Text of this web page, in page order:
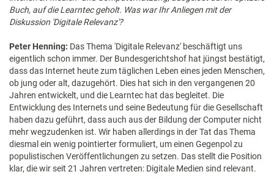
Buch, auf die Learntec geholt. Was war Ihr Anliegen mit der
Diskussion 'Digitale Relevanz'?
Peter Henning: Das Thema 'Digitale Relevanz' beschäftigt uns
eigentlich schon immer. Der Bundesgerichtshof hat jüngst bestätigt,
dass das Internet heute zum täglichen Leben eines jeden Menschen,
ob jung oder alt, dazugehört. Dies hat sich in den vergangenen 20
Jahren entwickelt, und die Learntec hat das begleitet. Die
Entwicklung des Internets und seine Bedeutung für die Gesellschaft
haben dazu geführt, dass auch aus der Bildung der Computer nicht
mehr wegzudenken ist. Wir haben allerdings in der Tat das Thema
diesmal ein wenig pointierter formuliert, um einen Gegenpol zu
populistischen Veröffentlichungen zu setzen. Das stellt die Position
klar, die wir seit 21 Jahren vertreten: Digitale Medien sind relevant.